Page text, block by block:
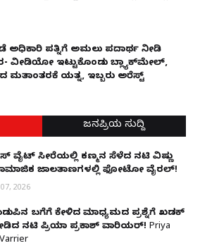
ಅಧಿಕಾರಿ ಪತ್ನಿಗೆ ಅಮಲು ಪದಾರ್ಥ ನೀಡಿ
ವೀಡಿಯೋ ಇಟ್ಟುಕೊಂಡು ಬ್ಲ್ಯಾಕ್‌ಮೇಲ್,
ಮತಾಂತರಕ್ಕೆ ಯತ್ನ, ಇಬ್ಬರು ಅರೆಸ್ಟ್
ಜನಪ್ರಿಯ ಸುದ್ದಿ
ವೈಟ್‌ ಸೀರೆಯಲ್ಲಿ ಕಣ್ಮನ ಸೆಳೆದ ನಟಿ ವಿಷ್ಣು
ಜಾಲತಾಣಗಳಲ್ಲಿ ಫೋಟೋ ವೈರಲ್!
2026
ಬಗೆಗೆ ಕೇಳಿದ ಮಾಧ್ಯಮದ ಪ್ರಶ್ನೆಗೆ ಖಡಕ್
ನಟಿ ಪ್ರಿಯಾ ಪ್ರಕಾಶ್ ವಾರಿಯರ್! Priya